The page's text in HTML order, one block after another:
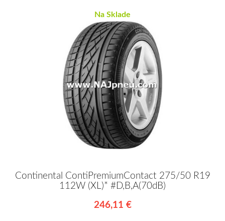
Na Sklade
Continental ContiPremiumContact 275/50 R19
112W (XL)* #D,B,A(70dB)
246,11 €